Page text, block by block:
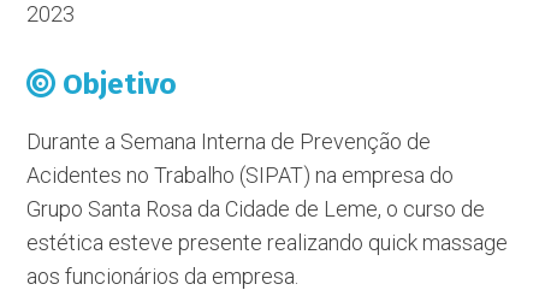
2023
Objetivo
Durante a Semana Interna de Prevenção de
Acidentes no Trabalho (SIPAT) na empresa do
Grupo Santa Rosa da Cidade de Leme, o curso de
estética esteve presente realizando quick massage
aos funcionários da empresa.